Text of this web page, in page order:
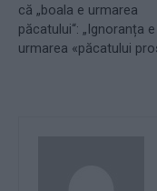
că „boala e urmarea
păcatului“: „Ignoranța e
urmarea «păcatului